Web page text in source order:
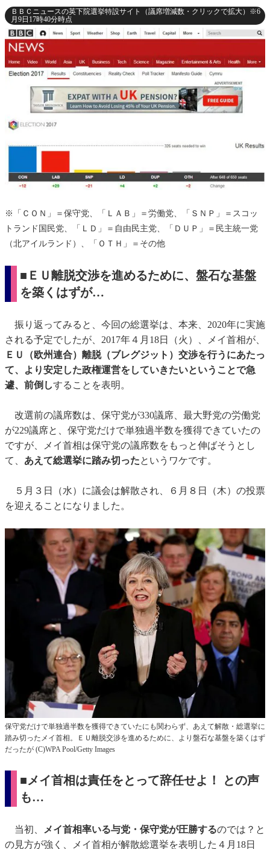
ＢＢＣニュースの英下院選挙特設サイト（議席増減数・クリックで拡大）※6
月9日17時40分時点
※「ＣＯＮ」＝保守党、「ＬＡＢ」＝労働党、「ＳＮＰ」＝スコッ
トランド国民党、「ＬＤ」＝自由民主党、「ＤＵＰ」＝民主統一党
（北アイルランド）、「ＯＴＨ」＝その他
■ＥＵ離脱交渉を進めるために、盤石な基盤
を築くはずが…
振り返ってみると、今回の総選挙は、本来、2020年に実施
される予定でしたが、2017年４月18日（火）、メイ首相が、
ＥＵ（欧州連合）離脱（ブレグジット）交渉を行うにあたっ
て、より安定した政権運営をしていきたいということで急
遽、前倒しすることを表明。
改選前の議席数は、保守党が330議席、最大野党の労働党
が229議席と、保守党だけで単独過半数を獲得できていたの
ですが、メイ首相は保守党の議席数をもっと伸ばそうとし
て、 あえて総選挙に踏み切ったというワケです。
５月３日（水）に議会は解散され、６月８日（木）の投票
を迎えることになりました。
保守党だけで単独過半数を獲得できていたにも関わらず、あえて解散・総選挙に
踏み切ったメイ首相。ＥＵ離脱交渉を進めるために、より盤石な基盤を築くはず
だったが (C)WPA Pool/Getty Images
■メイ首相は責任をとって辞任せよ！ との声
も…
当初、 メイ首相率いる与党・保守党が圧勝するのでは？と
の見方が強く、メイ首相が解散総選挙を表明した４月18日